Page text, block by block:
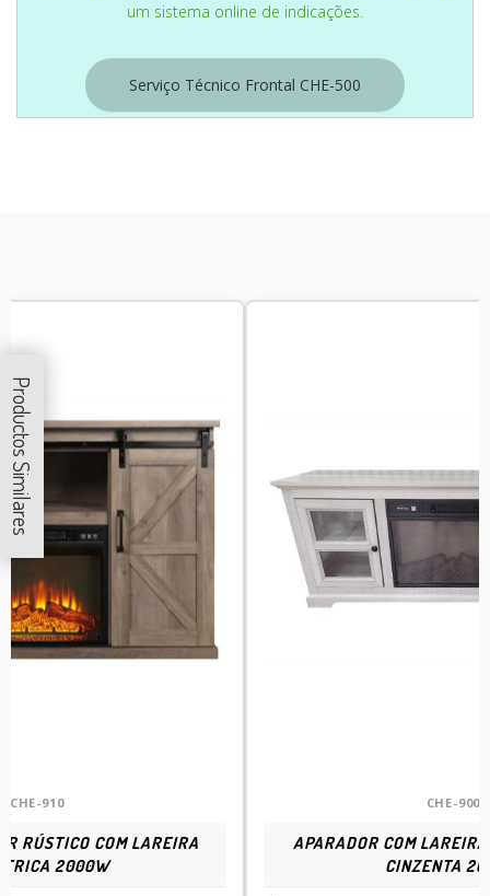
um sistema online de indicações.
Serviço Técnico Frontal CHE-500
Productos Similares
CHE-910
RÚSTICO COM LAREIRA
2000W
CHE-900
APARADOR COM
CINZENTA